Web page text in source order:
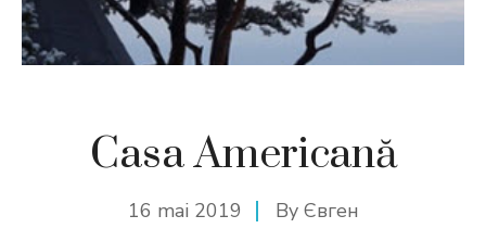
Casa Americană
16 mai 2019 By Євген